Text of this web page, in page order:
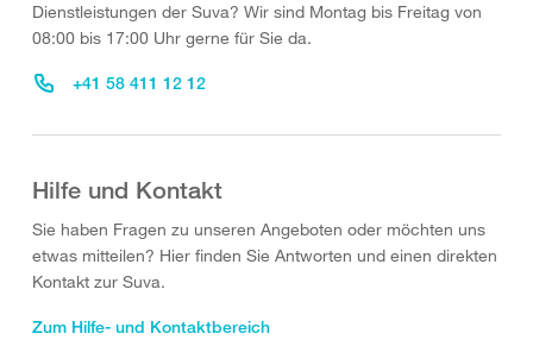
Dienstleistungen der Suva? Wir sind Montag bis Freitag von
08:00 bis 17:00 Uhr gerne für Sie da.
+41 58 411 12 12
Hilfe und Kontakt
Sie haben Fragen zu unseren Angeboten oder möchten uns
etwas mitteilen? Hier finden Sie Antworten und einen direkten
Kontakt zur Suva.
Zum Hilfe- und Kontaktbereich